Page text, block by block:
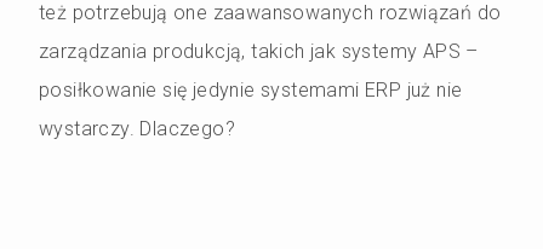
też potrzebują one zaawansowanych rozwiązań do
zarządzania produkcją, takich jak systemy APS –
posiłkowanie się jedynie systemami ERP już nie
wystarczy. Dlaczego?